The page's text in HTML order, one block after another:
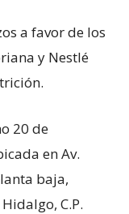
a favor de los
y Nestlé
20 de
en Av.
baja,
C.P.